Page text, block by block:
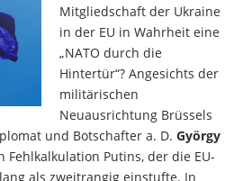
Mitgliedschaft der Ukraine
in der EU in Wahrheit eine
„NATO durch die
Hintertür“? Angesichts der
militärischen
Neuausrichtung Brüssels
und Botschafter a. D. György
Fehlkalkulation Putins, der die EU-
als zweitrangig einstufte. In